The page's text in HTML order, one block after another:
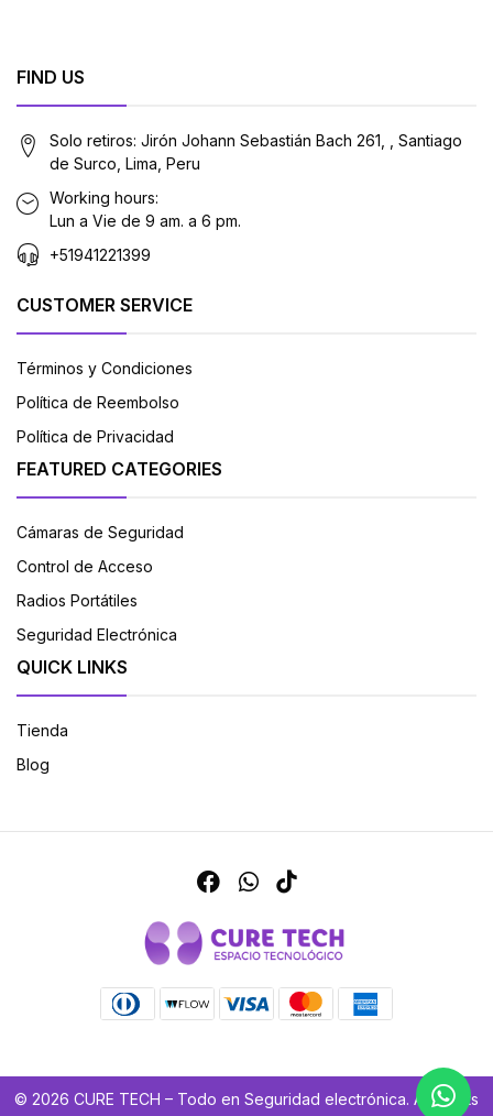
FIND US
Solo retiros: Jirón Johann Sebastián Bach 261, , Santiago
de Surco, Lima, Peru
Working hours:
Lun a Vie de 9 am. a 6 pm.
+51941221399
CUSTOMER SERVICE
Términos y Condiciones
Política de Reembolso
Política de Privacidad
FEATURED CATEGORIES
Cámaras de Seguridad
Control de Acceso
Radios Portátiles
Seguridad Electrónica
QUICK LINKS
Tienda
Blog
© 2026 CURE TECH – Todo en Seguridad electrónica. All Rights